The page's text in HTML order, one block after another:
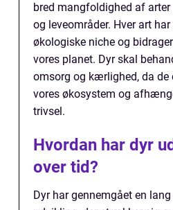
bred mangfoldighed af
og leveområder. Hver art
økologiske niche og
vores planet. Dyr skal
omsorg og kærlighed, da de
vores økosystem og
trivsel.
Hvordan har dyr
over tid?
Dyr har gennemgået en